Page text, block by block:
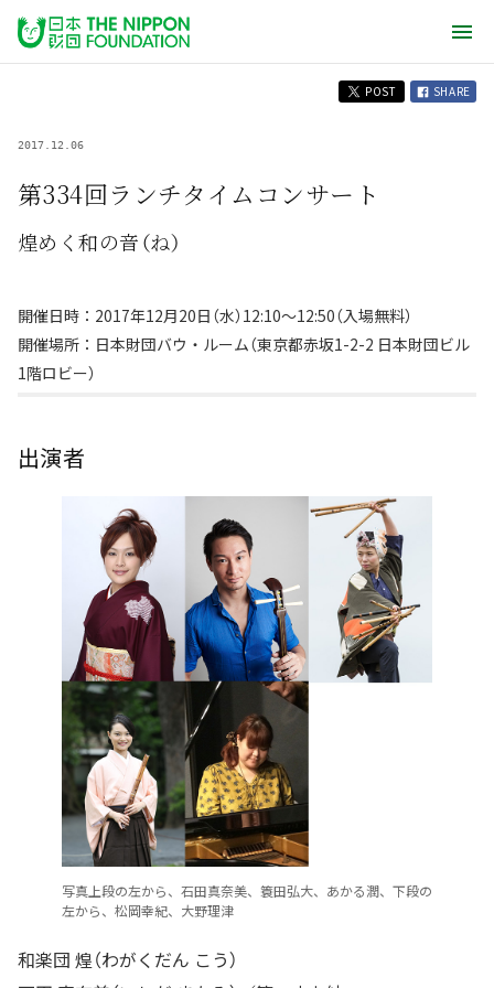
POST SHARE
2017.12.06
第334回ランチタイムコンサート
煌めく和の音（ね）
開催日時：2017年12月20日（水）12:10～12:50（入場無料）
開催場所：日本財団バウ・ルーム（東京都赤坂1-2-2 日本財団ビル
1階ロビー）
出演者
写真上段の左から、石田真奈美、簑田弘大、あかる潤、下段の
左から、松岡幸紀、大野理津
和楽団 煌（わがくだん こう）